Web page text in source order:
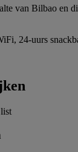
van Bilbao en
24-uurs